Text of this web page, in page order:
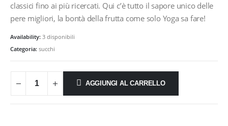
classici fino ai più ricercati. Qui c’è tutto il sapore unico delle
pere migliori, la bontà della frutta come solo Yoga sa fare!
Availability: 3 disponibili
Categoria: succhi
AGGIUNGI AL CARRELLO